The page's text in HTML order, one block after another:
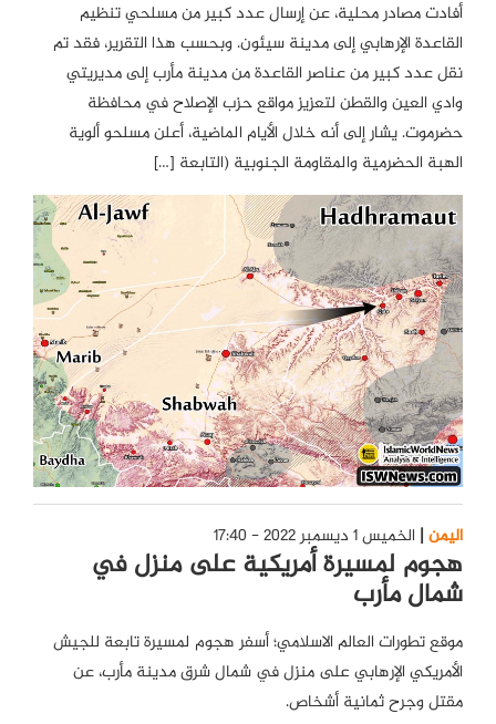
أفادت مصادر محلية، عن إرسال عدد كبير من مسلحي تنظيم
القاعدة الإرهابي إلى مدينة سيئون. وبحسب هذا التقرير، فقد تم
نقل عدد كبير من عناصر القاعدة من مدينة مأرب إلى مديريتي
وادي العين والقطن لتعزيز مواقع حزب الإصلاح في محافظة
حضرموت. يشار إلى أنه خلال الأيام الماضية، أعلن مسلحو ألوية
الهبة الحضرمية والمقاومة الجنوبية (التابعة […]
اليمن الخميس 1 ديسمبر 2022 - 17:40
هجوم لمسيرة أمريكية على منزل في
شمال مأرب
موقع تطورات العالم الاسلامي؛ أسفر هجوم لمسيرة تابعة للجيش
الأمريكي الإرهابي على منزل في شمال شرق مدينة مأرب، عن
مقتل وجرح ثمانية أشخاص.